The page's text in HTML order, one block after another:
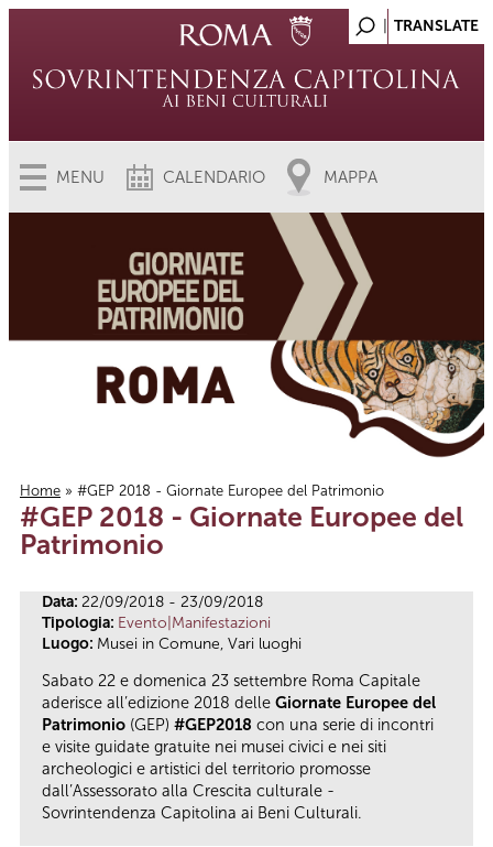
MENU CALENDARIO MAPPA
Tu sei qui
Home » #GEP 2018 - Giornate Europee del Patrimonio
#GEP 2018 - Giornate Europee del
Patrimonio
Data: 22/09/2018 - 23/09/2018
Tipologia: Evento|Manifestazioni
Luogo: Musei in Comune, Vari luoghi
Sabato 22 e domenica 23 settembre Roma Capitale
aderisce all’edizione 2018 delle Giornate Europee del
Patrimonio (GEP) #GEP2018 con una serie di incontri
e visite guidate gratuite nei musei civici e nei siti
archeologici e artistici del territorio promosse
dall’Assessorato alla Crescita culturale -
Sovrintendenza Capitolina ai Beni Culturali.